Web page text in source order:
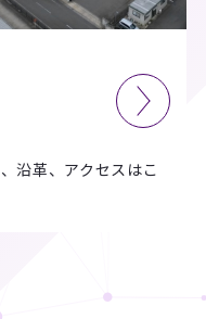
沿革、アクセスはこ